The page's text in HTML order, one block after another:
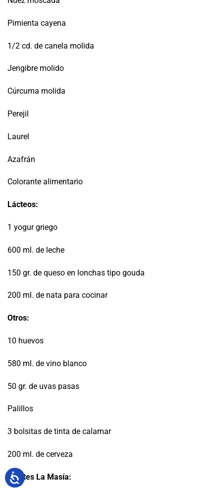
Pimienta cayena
1/2 cd. de canela molida
Jengibre molido
Cúrcuma molida
Perejil
Laurel
Azafrán
Colorante alimentario
Lácteos:
1 yogur griego
600 ml. de leche
150 gr. de queso en lonchas tipo gouda
200 ml. de nata para cocinar
Otros:
10 huevos
580 ml. de vino blanco
50 gr. de uvas pasas
Palillos
3 bolsitas de tinta de calamar
200 ml. de cerveza
Aceites La Masía: